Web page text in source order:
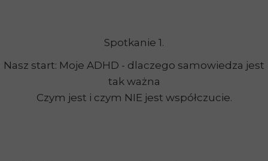
Spotkanie 1.
Nasz start: Moje ADHD - dlaczego samowiedza jest
tak ważna
Czym jest i czym NIE jest współczucie.